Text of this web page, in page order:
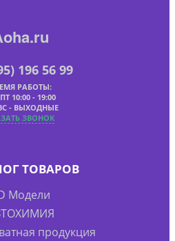
196 56 99
РАБОТЫ:
10:00 - 19:00
- ВЫХОДНЫЕ
ЗВОНОК
ТОВАРОВ
Модели
продукция